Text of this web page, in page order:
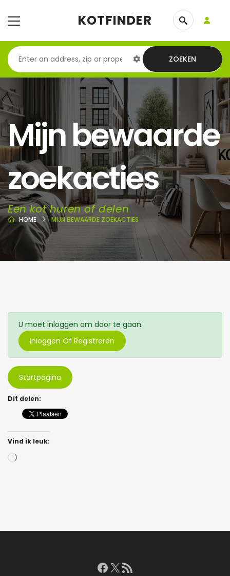
KOTFINDER
ZOEKEN
Mijn bewaarde
zoekacties
Een kot huren of delen
HOME MIJN BEWAARDE ZOEKACTIES
U moet inloggen om door te gaan.
Inloggen Of Registreren
Startpagina
Dit delen:
Vind ik leuk:
Bezig
Facebook
X RSS feed